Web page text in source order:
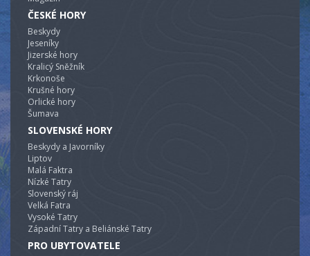
ČESKÉ HORY
Beskydy
Jeseníky
Jizerské hory
Kralicý Sněžník
Krkonoše
Krušné hory
Orlické hory
Šumava
SLOVENSKÉ HORY
Beskydy a Javorníky
Liptov
Malá Faktra
Nízké Tatry
Slovenský ráj
Velká Fatra
Vysoké Tatry
Západní Tatry a Beliánské Tatry
PRO UBYTOVATELE